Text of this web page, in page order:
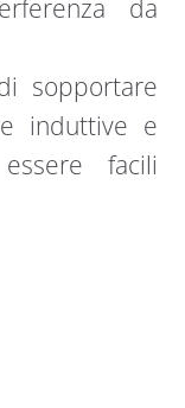
da
sopportare
induttive e
facili